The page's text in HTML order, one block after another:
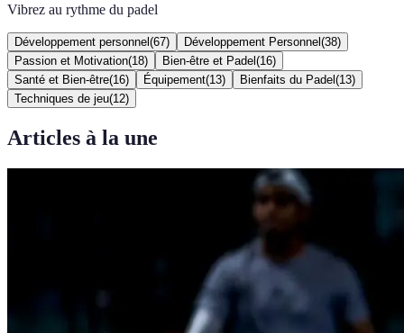
Vibrez au rythme du padel
Développement personnel (67) Développement Personnel (38)
Passion et Motivation(18) Bien-être et Padel (16)
Santé et Bien-être(16) Équipement(13) Bienfaits du Padel (13)
Techniques de jeu(12)
Articles à la une